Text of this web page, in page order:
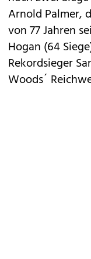
Arnold Palmer,
von 77 Jahren
Hogan (64
Rekordsieger
Woods´